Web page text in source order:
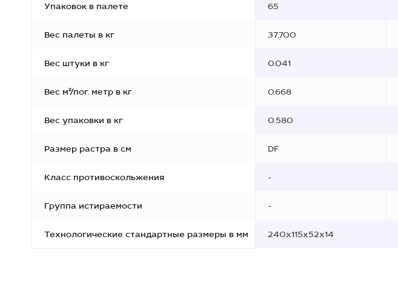
Упаковок в палете 65
Вес палеты в кг 37.700
Вес штуки в кг 0.041
Вес м²/пог. метр в кг 0.668
Вес упаковки в кг 0.580
Размер растра в см DF
Класс противоскольжения -
Группа истираемости -
Технологические стандартные размеры в мм 240x115x52x14